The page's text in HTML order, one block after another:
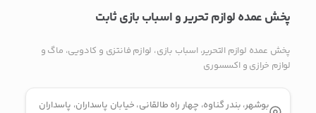
بدیهی است عمدباکس هیچ نوع مسئولیتی در قبال نداشته و
پخش عمده لوازم تحریر و اسباب بازی ثابت
پخش عمده لوازم التحریر، اسباب بازی، لوازم فانتزی و کادویی، ماگ و
لوازم خرازی و اکسسوری
بوشهر، بندر گناوه، چهار راه طالقانی، خیابان پاسداران، پاسداران